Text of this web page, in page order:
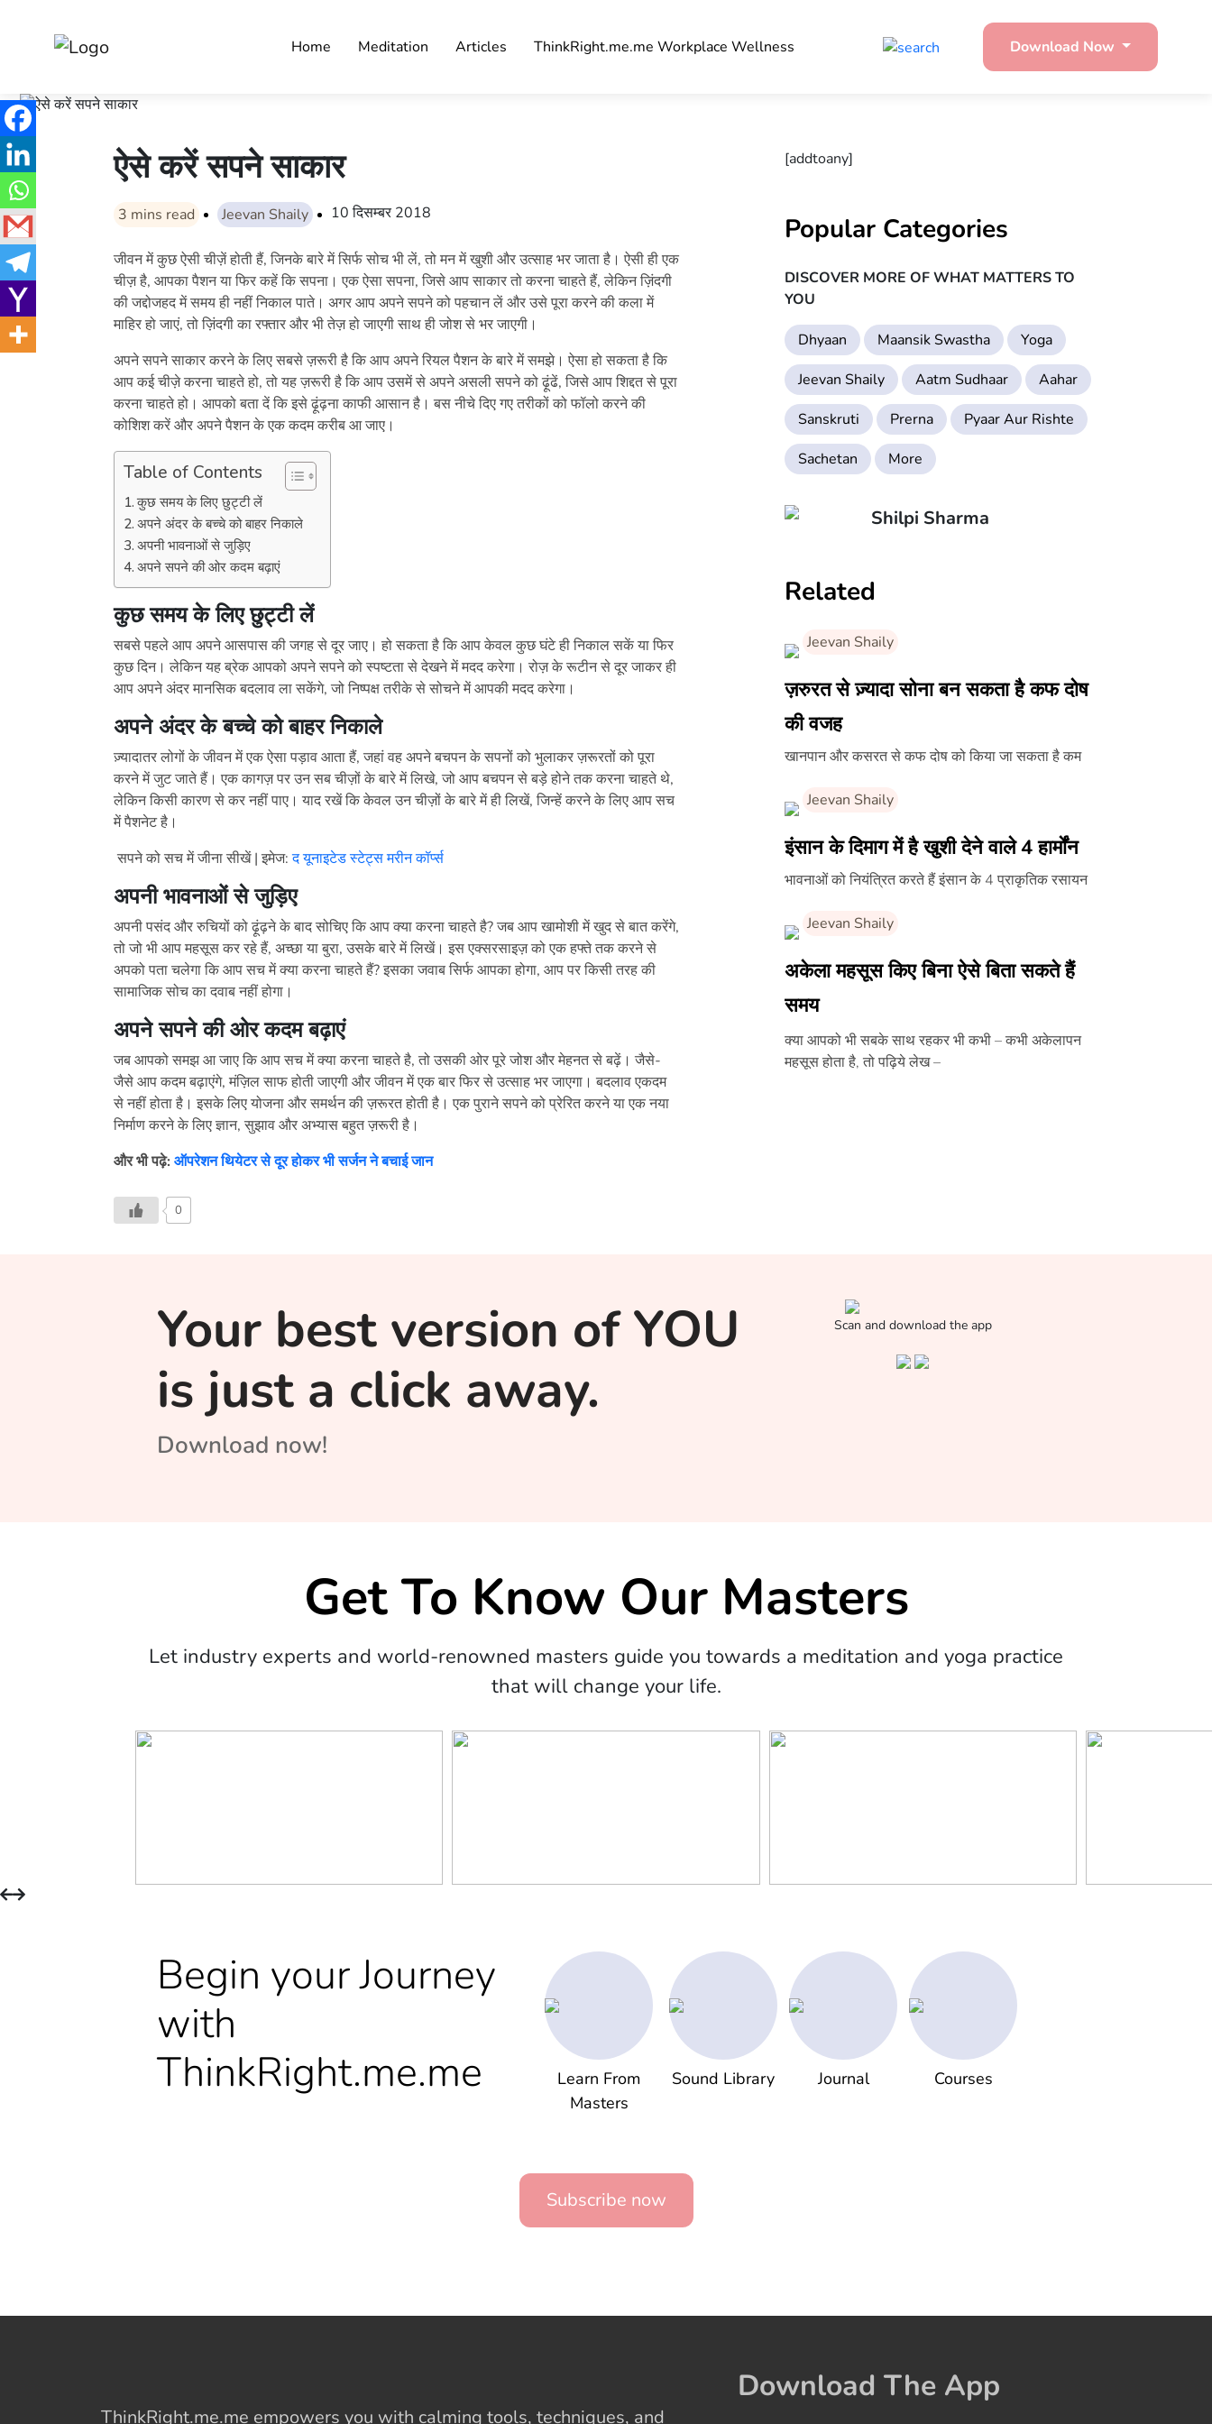
Home Meditation Articles ThinkRight.me.me Workplace Wellness Download Now
ऐसे करें सपने साकार
3 mins read Jeevan Shaily 10 दिसम्बर 2018
जीवन में कुछ ऐसी चीज़ें होती हैं, जिनके बारे में सिर्फ सोच भी लें, तो मन में खुशी और उत्साह भर जाता है। ऐसी ही एक
चीज़ है, आपका पैशन या फिर कहें कि सपना। एक ऐसा सपना, जिसे आप साकार तो करना चाहते हैं, लेकिन ज़िंदगी
की जद्दोजहद में समय ही नहीं निकाल पाते। अगर आप अपने सपने को पहचान लें और उसे पूरा करने की कला में
माहिर हो जाएं, तो ज़िंदगी का रफ्तार और भी तेज़ हो जाएगी साथ ही जोश से भर जाएगी।
अपने सपने साकार करने के लिए सबसे ज़रूरी है कि आप अपने रियल पैशन के बारे में समझे। ऐसा हो सकता है कि
आप कई चीज़े करना चाहते हो, तो यह ज़रूरी है कि आप उसमें से अपने असली सपने को ढ़ूंढें, जिसे आप शिद्दत से पूरा
करना चाहते हो। आपको बता दें कि इसे ढ़ूंढ़ना काफी आसान है। बस नीचे दिए गए तरीकों को फॉलो करने की
कोशिश करें और अपने पैशन के एक कदम करीब आ जाए।
Table of Contents
कुछ समय के लिए छुट्टी लें
अपने अंदर के बच्चे को बाहर निकाले
अपनी भावनाओं से जुड़िए
अपने सपने की ओर कदम बढ़ाएं
कुछ समय के लिए छुट्टी लें
सबसे पहले आप अपने आसपास की जगह से दूर जाए। हो सकता है कि आप केवल कुछ घंटे ही निकाल सकें या फिर
कुछ दिन। लेकिन यह ब्रेक आपको अपने सपने को स्पष्टता से देखने में मदद करेगा। रोज़ के रूटीन से दूर जाकर ही
आप अपने अंदर मानसिक बदलाव ला सकेंगे, जो निष्पक्ष तरीके से सोचने में आपकी मदद करेगा।
अपने अंदर के बच्चे को बाहर निकाले
ज़्यादातर लोगों के जीवन में एक ऐसा पड़ाव आता हैं, जहां वह अपने बचपन के सपनों को भुलाकर ज़रूरतों को पूरा
करने में जुट जाते हैं। एक कागज़ पर उन सब चीज़ों के बारे में लिखे, जो आप बचपन से बड़े होने तक करना चाहते थे,
लेकिन किसी कारण से कर नहीं पाए। याद रखें कि केवल उन चीज़ों के बारे में ही लिखें, जिन्हें करने के लिए आप सच
में पैशनेट है।
सपने को सच में जीना सीखें | इमेज:द यूनाइटेड स्टेट्स मरीन कॉर्प्स
अपनी भावनाओं से जुड़िए
अपनी पसंद और रुचियों को ढ़ूंढ़ने के बाद सोचिए कि आप क्या करना चाहते है? जब आप खामोशी में खुद से बात करेंगे,
तो जो भी आप महसूस कर रहे हैं, अच्छा या बुरा, उसके बारे में लिखें। इस एक्सरसाइज़ को एक हफ्ते तक करने से
अपको पता चलेगा कि आप सच में क्या करना चाहते हैं? इसका जवाब सिर्फ आपका होगा, आप पर किसी तरह की
सामाजिक सोच का दवाब नहीं होगा।
अपने सपने की ओर कदम बढ़ाएं
जब आपको समझ आ जाए कि आप सच में क्या करना चाहते है, तो उसकी ओर पूरे जोश और मेहनत से बढ़ें। जैसे-
जैसे आप कदम बढ़ाएंगे, मंज़िल साफ होती जाएगी और जीवन में एक बार फिर से उत्साह भर जाएगा। बदलाव एकदम
से नहीं होता है। इसके लिए योजना और समर्थन की ज़रूरत होती है। एक पुराने सपने को प्रेरित करने या एक नया
निर्माण करने के लिए ज्ञान, सुझाव और अभ्यास बहुत ज़रूरी है।
और भी पढ़े: ऑपरेशन थियेटर से दूर होकर भी सर्जन ने बचाई जान
0
[addtoany]
Popular Categories
DISCOVER MORE OF WHAT MATTERS TO
YOU
Dhyaan Maansik Swastha
Yoga
Jeevan Shaily
Aatm Sudhaar
Aahar
Sanskruti
Prerna
Pyaar Aur Rishte
Sachetan
More
Shilpi Sharma
Related
Jeevan Shaily
ज़रुरत से ज़्यादा सोना बन सकता है कफ दोष
की वजह
खानपान और कसरत से कफ दोष को किया जा सकता है कम
Jeevan Shaily
इंसान के दिमाग में है खुशी देने वाले 4 हार्मोंन
भावनाओं को नियंत्रित करते हैं इंसान के 4 प्राकृतिक रसायन
Jeevan Shaily
अकेला महसूस किए बिना ऐसे बिता सकते हैं
समय
क्या आपको भी सबके साथ रहकर भी कभी – कभी अकेलापन
महसूस होता है, तो पढ़िये लेख –
Your best version of YOU
is just a click away.
Download now!
Scan and download the app
Get To Know Our Masters
Let industry experts and world-renowned masters guide you towards a meditation and yoga practice
that will change your life.
Begin your Journey
with
ThinkRight.me.me
Learn From
Masters
Sound Library Journal Courses
Subscribe now
ThinkRight.me.me empowers you with calming tools, techniques, and
Download The App